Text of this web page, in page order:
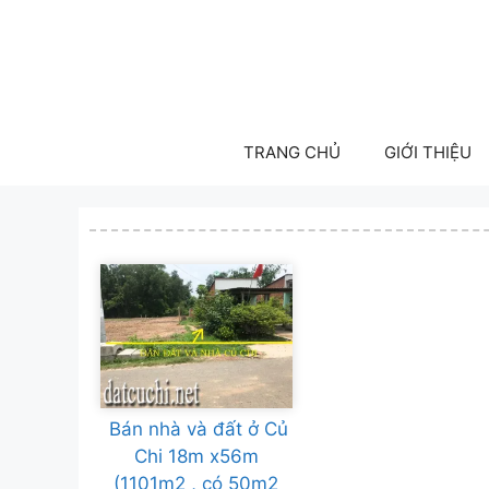
TRANG CHỦ GIỚI THIỆU
Bán nhà và đất ở Củ
Chi 18m x56m
(1101m2 , có 50m2